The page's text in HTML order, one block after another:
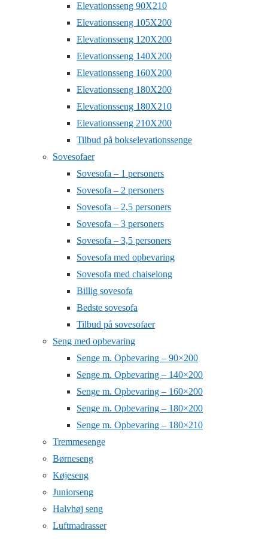
Elevationsseng 90X210
Elevationsseng 105X200
Elevationsseng 120X200
Elevationsseng 140X200
Elevationsseng 160X200
Elevationsseng 180X200
Elevationsseng 180X210
Elevationsseng 210X200
Tilbud på bokselevationssenge
Sovesofaer
Sovesofa – 1 personers
Sovesofa – 2 personers
Sovesofa – 2,5 personers
Sovesofa – 3 personers
Sovesofa – 3,5 personers
Sovesofa med opbevaring
Sovesofa med chaiselong
Billig sovesofa
Bedste sovesofa
Tilbud på sovesofaer
Seng med opbevaring
Senge m. Opbevaring – 90×200
Senge m. Opbevaring – 140×200
Senge m. Opbevaring – 160×200
Senge m. Opbevaring – 180×200
Senge m. Opbevaring – 180×210
Tremmesenge
Børneseng
Køjeseng
Juniorseng
Halvhøj seng
Luftmadrasser